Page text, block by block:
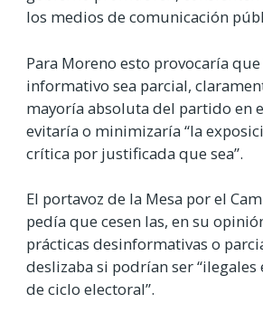
los medios de comunicación
Para Moreno esto provocaría
informativo sea parcial,
mayoría absoluta del partido en
evitaría o minimizaría “la
crítica por justificada que sea”.
El portavoz de la Mesa por el
pedía que cesen las, en su
prácticas desinformativas o
deslizaba si podrían ser “ilegales
de ciclo electoral”.